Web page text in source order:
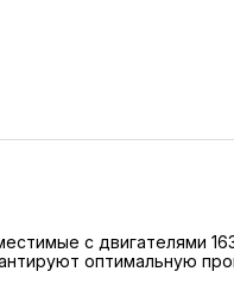
с двигателями
оптимальную